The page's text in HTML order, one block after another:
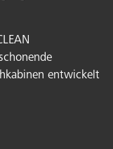
entwickelt